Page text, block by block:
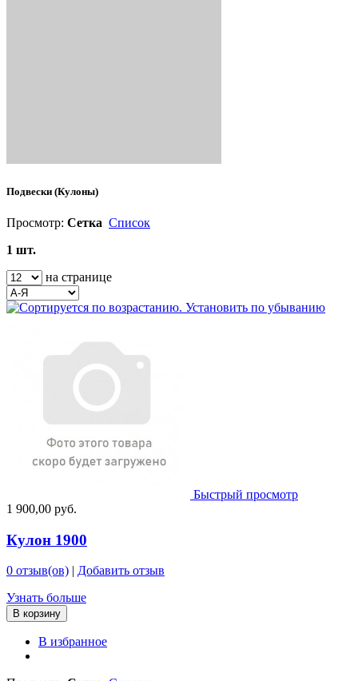
Подвески (Кулоны)
Просмотр: Сетка Список
1 шт.
на странице
Быстрый просмотр
1 900,00 руб.
Кулон 1900
0 отзыв(ов) | Добавить отзыв
Узнать больше
В корзину
В избранное